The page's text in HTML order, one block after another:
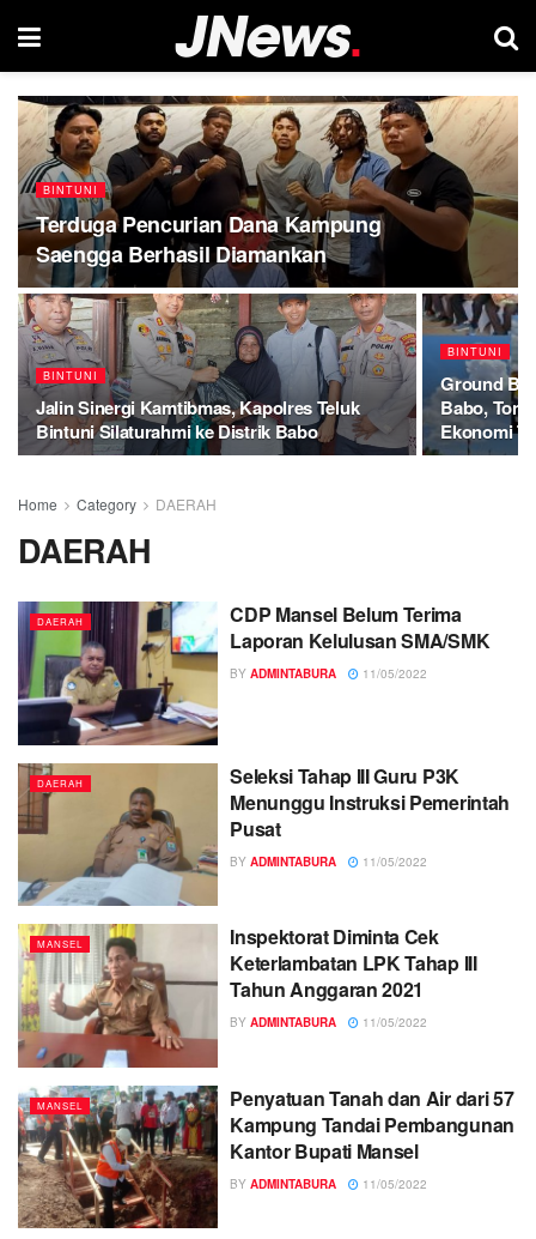
BINTUNI
Terduga Pencurian Dana Kampung
Saengga Berhasil Diamankan
BINTUNI
Jalin Sinergi Kamtibmas, Kapolres Teluk
Bintuni Silaturahmi ke Distrik Babo
BINTUNI
Ground
Babo,
Ekonomi
Home Category DAERAH
DAERAH
DAERAH
CDP Mansel Belum Terima
Laporan Kelulusan SMA/SMK
BY ADMINTABURA 11/05/2022
DAERAH
Seleksi Tahap III Guru P3K
Menunggu Instruksi Pemerintah
Pusat
BY ADMINTABURA 11/05/2022
MANSEL
Inspektorat Diminta Cek
Keterlambatan LPK Tahap III
Tahun Anggaran 2021
BY ADMINTABURA 11/05/2022
MANSEL
Penyatuan Tanah dan Air dari 57
Kampung Tandai Pembangunan
Kantor Bupati Mansel
BY ADMINTABURA 11/05/2022